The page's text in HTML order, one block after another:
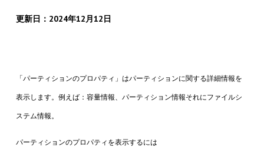
更新日：2024年12月12日
「パーティションのプロパティ」はパーティションに関する詳細情報を
表示します。例えば：容量情報、パーティション情報それにファイルシ
ステム情報。
パーティションのプロパティを表示するには